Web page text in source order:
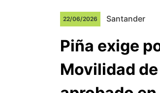
22/06/2026 Santander
Piña exige
Movilidad